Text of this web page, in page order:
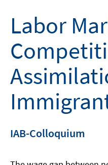
Labor
IAB-Colloquium